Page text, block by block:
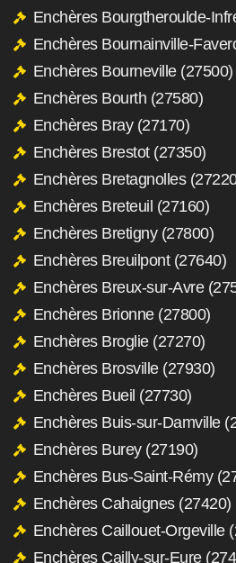
Enchères Bourgtheroulde-
Enchères Bournainville-
Enchères Bourneville (27500)
Enchères Bourth (27580)
Enchères Bray (27170)
Enchères Brestot (27350)
Enchères Bretagnolles
Enchères Breteuil (27160)
Enchères Bretigny (27800)
Enchères Breuilpont (27640)
Enchères Breux-sur-Avre
Enchères Brionne (27800)
Enchères Broglie (27270)
Enchères Brosville (27930)
Enchères Bueil (27730)
Enchères Buis-sur-Damville
Enchères Burey (27190)
Enchères Bus-Saint-Rémy
Enchères Cahaignes (27420)
Enchères Caillouet-Orgeville
Enchères Cailly-sur-Eure